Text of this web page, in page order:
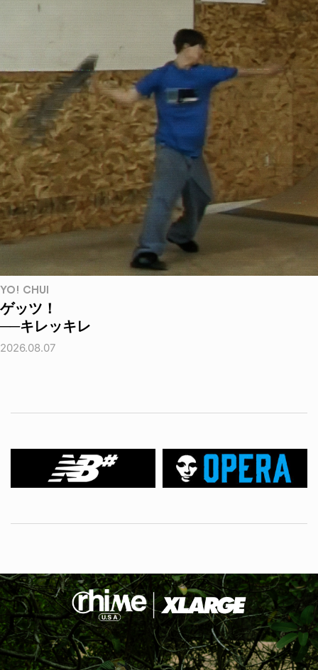
YO! CHUI
ゲッツ！
──キレッキレ
2026.08.07